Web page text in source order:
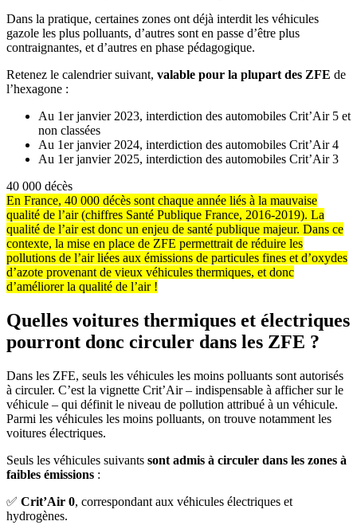
Dans la pratique, certaines zones ont déjà interdit les véhicules
gazole les plus polluants, d’autres sont en passe d’être plus
contraignantes, et d’autres en phase pédagogique.
Retenez le calendrier suivant, valable pour la plupart des ZFE de
l’hexagone :
Au 1er janvier 2023, interdiction des automobiles Crit’Air 5 et
non classées
Au 1er janvier 2024, interdiction des automobiles Crit’Air 4
Au 1er janvier 2025, interdiction des automobiles Crit’Air 3
40 000 décès
En France, 40 000 décès sont chaque année liés à la mauvaise
qualité de l’air (chiffres Santé Publique France, 2016-2019). La
qualité de l’air est donc un enjeu de santé publique majeur. Dans ce
contexte, la mise en place de ZFE permettrait de réduire les
pollutions de l’air liées aux émissions de particules fines et d’oxydes
d’azote provenant de vieux véhicules thermiques, et donc
d’améliorer la qualité de l’air !
Quelles voitures thermiques et électriques
pourront donc circuler dans les ZFE ?
Dans les ZFE, seuls les véhicules les moins polluants sont autorisés
à circuler. C’est la vignette Crit’Air – indispensable à afficher sur le
véhicule – qui définit le niveau de pollution attribué à un véhicule.
Parmi les véhicules les moins polluants, on trouve notamment les
voitures électriques.
Seuls les véhicules suivants sont admis à circuler dans les zones à
faibles émissions :
✅ Crit’Air 0, correspondant aux véhicules électriques et
hydrogènes.